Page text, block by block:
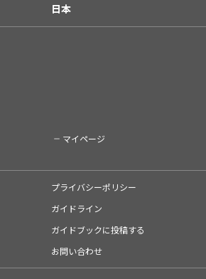
日本
マイページ
プライバシーポリシー
ガイドライン
ガイドブックに投稿する
お問い合わせ